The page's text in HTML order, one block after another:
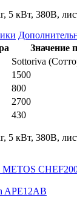
5 кВт, 380В,
Значение
Sottoriva
1500
800
2700
430
5 кВт, 380В,
CHEF200
APE12AB